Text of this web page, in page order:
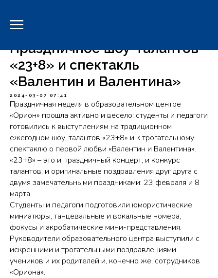
Праздничное шоу-талантов
«23+8» и спектакль
«Валентин и Валентина»
2024-03-07 07:41
Праздничная неделя в образовательном центре
«Орион» прошла активно и весело: студенты и педагоги
готовились к выступлениям на традиционном
ежегодном шоу-талантов «23+8» и к трогательному
спектаклю о первой любви «Валентин и Валентина».
«23+8» – это и праздничный концерт, и конкурс
талантов, и оригинальные поздравления друг друга с
двумя замечательными праздниками: 23 февраля и 8
марта.
Студенты и педагоги подготовили юмористические
миниатюры, танцевальные и вокальные номера,
фокусы и акробатические мини-представления.
Руководители образовательного центра выступили с
искренними и трогательными поздравлениями
учеников и их родителей и, конечно же, сотрудников
«Ориона».